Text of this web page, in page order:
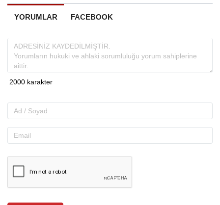
YORUMLAR FACEBOOK